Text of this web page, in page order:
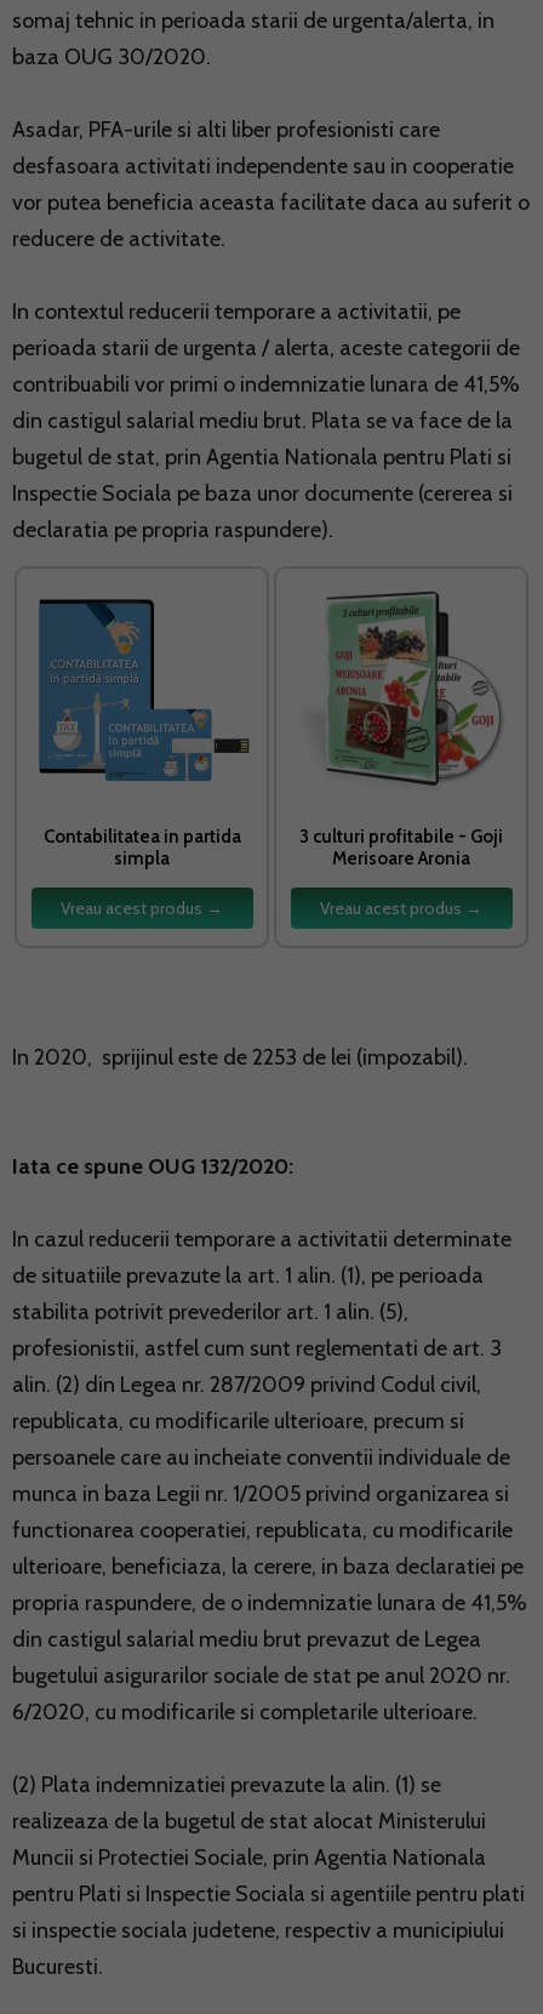
somaj tehnic in perioada starii de urgenta/alerta, in
baza OUG 30/2020.
Asadar, PFA-urile si alti liber profesionisti care
desfasoara activitati independente sau in cooperatie
vor putea beneficia aceasta facilitate daca au suferit o
reducere de activitate.
In contextul reducerii temporare a activitatii, pe
perioada starii de urgenta / alerta, aceste categorii de
contribuabili vor primi o indemnizatie lunara de 41,5%
din castigul salarial mediu brut. Plata se va face de la
bugetul de stat, prin Agentia Nationala pentru Plati si
Inspectie Sociala pe baza unor documente (cererea si
declaratia pe propria raspundere).
Contabilitatea in partida
simpla
Vreau acest produs →
3 culturi profitabile - Goji
Merisoare Aronia
Vreau acest produs →
In 2020, sprijinul este de 2253 de lei (impozabil).
Iata ce spune OUG 132/2020:
In cazul reducerii temporare a activitatii determinate
de situatiile prevazute la art. 1 alin. (1), pe perioada
stabilita potrivit prevederilor art. 1 alin. (5),
profesionistii, astfel cum sunt reglementati de art. 3
alin. (2) din Legea nr. 287/2009 privind Codul civil,
republicata, cu modificarile ulterioare, precum si
persoanele care au incheiate conventii individuale de
munca in baza Legii nr. 1/2005 privind organizarea si
functionarea cooperatiei, republicata, cu modificarile
ulterioare, beneficiaza, la cerere, in baza declaratiei pe
propria raspundere, de o indemnizatie lunara de 41,5%
din castigul salarial mediu brut prevazut de Legea
bugetului asigurarilor sociale de stat pe anul 2020 nr.
6/2020, cu modificarile si completarile ulterioare.
(2) Plata indemnizatiei prevazute la alin. (1) se
realizeaza de la bugetul de stat alocat Ministerului
Muncii si Protectiei Sociale, prin Agentia Nationala
pentru Plati si Inspectie Sociala si agentiile pentru plati
si inspectie sociala judetene, respectiv a municipiului
Bucuresti.